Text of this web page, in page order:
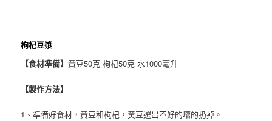
枸杞豆漿
【食材準備】黃豆50克 枸杞50克 水1000毫升
【製作方法】
1、準備好食材，黃豆和枸杞，黃豆選出不好的壞的扔掉。